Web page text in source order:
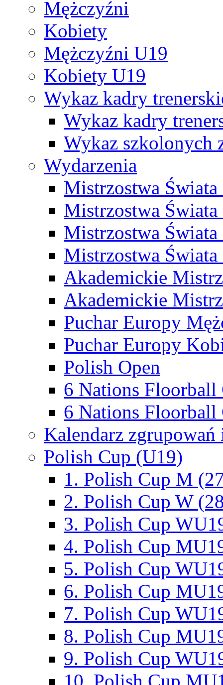
Mężczyźni
Kobiety
Mężczyźni U19
Kobiety U19
Wykaz kadry
Wykaz kadry
Wykaz szkolonych
Wydarzenia
Mistrzostwa
Mistrzostwa
Mistrzostwa
Mistrzostwa
Akademickie
Akademickie
Puchar Europy
Puchar Europy
Polish Open
6 Nations Floorball
6 Nations Floorball
Kalendarz
Polish Cup (U19)
1. Polish Cup M
2. Polish Cup W
3. Polish Cup
4. Polish Cup
5. Polish Cup
6. Polish Cup
7. Polish Cup
8. Polish Cup
9. Polish Cup
10. Polish Cup